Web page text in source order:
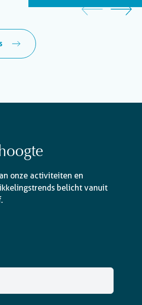
onze activiteiten en
belicht vanuit